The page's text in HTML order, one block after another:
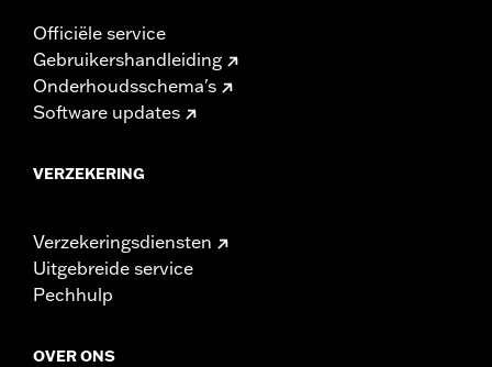
Officiële service
Gebruikershandleiding
Onderhoudsschema's
Software updates
VERZEKERING
Verzekeringsdiensten
Uitgebreide service
Pechhulp
OVER ONS